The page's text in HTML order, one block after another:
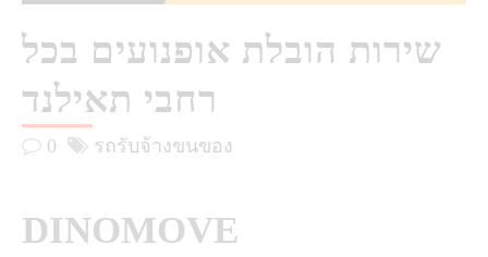
שירות הובלת אופנועים בכל
רחבי תאילנד
0 รถรับจ้างขนของ
DINOMOVE